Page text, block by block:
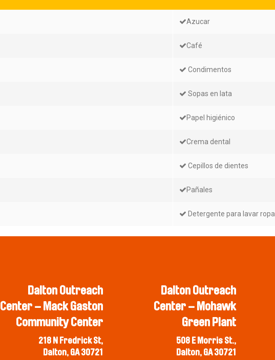
Azucar
Café
Condimentos
Sopas en lata
Papel higiénico
Crema dental
Cepillos de dientes
Pañales
Detergente para lavar ropa
Dalton Outreach
Center – Mack Gaston
Community Center
218 N Fredrick St,
Dalton, GA 30721
Dalton Outreach
Center – Mohawk
Green Plant
508 E Morris St.,
Dalton, GA 30721